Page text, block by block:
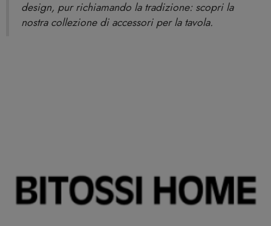
design, pur richiamando la tradizione: scopri la
nostra collezione di accessori per la tavola.